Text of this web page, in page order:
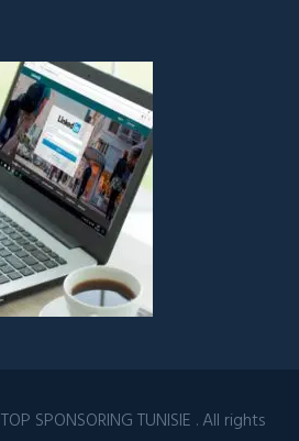
TOP SPONSORING TUNISIE . All rights